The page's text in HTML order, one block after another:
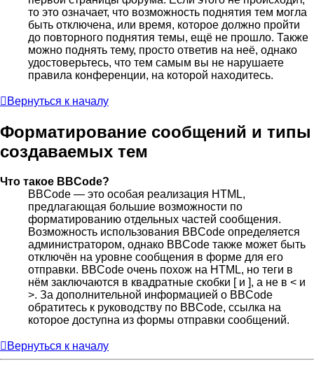
то это означает, что возможность поднятия тем могла
быть отключена, или время, которое должно пройти
до повторного поднятия темы, ещё не прошло. Также
можно поднять тему, просто ответив на неё, однако
удостоверьтесь, что тем самым вы не нарушаете
правила конференции, на которой находитесь.
Вернуться к началу
Форматирование сообщений и типы
создаваемых тем
Что такое BBCode?
BBCode — это особая реализация HTML,
предлагающая большие возможности по
форматированию отдельных частей сообщения.
Возможность использования BBCode определяется
администратором, однако BBCode также может быть
отключён на уровне сообщения в форме для его
отправки. BBCode очень похож на HTML, но теги в
нём заключаются в квадратные скобки [ и ], а не в < и
>. За дополнительной информацией о BBCode
обратитесь к руководству по BBCode, ссылка на
которое доступна из формы отправки сообщений.
Вернуться к началу